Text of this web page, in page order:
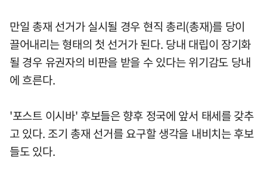
만일 총재 선거가 실시될 경우 현직 총리(총재)를 당이
끌어내리는 형태의 첫 선거가 된다. 당내 대립이 장기화
될 경우 유권자의 비판을 받을 수 있다는 위기감도 당내
에 흐른다.
'포스트 이시바' 후보들은 향후 정국에 앞서 태세를 갖추
고 있다. 조기 총재 선거를 요구할 생각을 내비치는 후보
들도 있다.